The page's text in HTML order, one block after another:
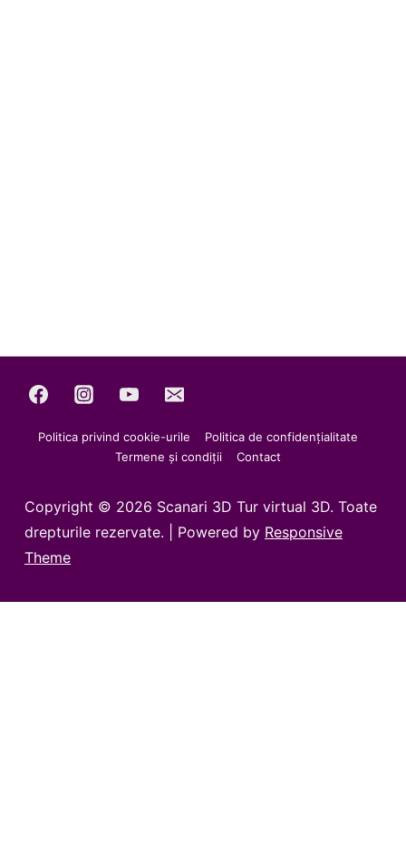
Politica privind cookie-urile
Politica de confidențialitate
Termene și condiții
Contact
Copyright © 2026 Scanari 3D Tur virtual 3D. Toate
drepturile rezervate.
| Powered by Responsive
Theme